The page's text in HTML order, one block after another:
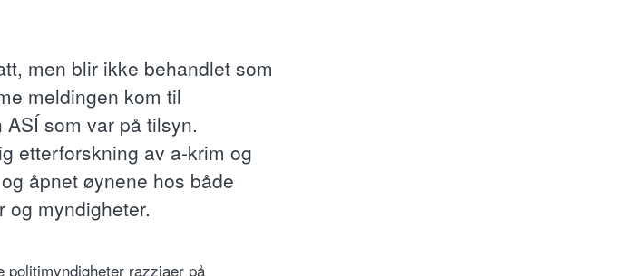
men blir ikke behandlet som
meldingen kom til
ASÍsom var på tilsyn.
etterforskning av a-krim og
åpnet øynene hos både
og myndigheter.
politimyndigheter razziaer på